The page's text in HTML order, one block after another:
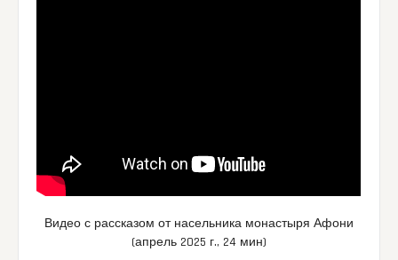
Видео с рассказом от насельника монастыря Афони
(апрель 2025 г., 24 мин)